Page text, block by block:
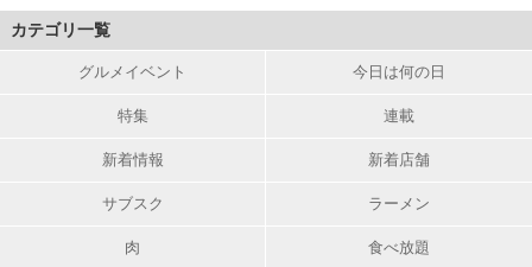
カテゴリ一覧
グルメイベント 今日は何の日
特集 連載
新着情報 新着店舗
サブスク ラーメン
肉 食べ放題